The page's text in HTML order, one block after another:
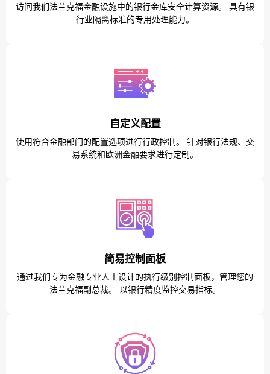
访问我们法兰克福金融设施中的银行金库安全计算资源。 具有银
行业隔离标准的专用处理能力。
自定义配置
使用符合金融部门的配置选项进行行政控制。 针对银行法规、交
易系统和欧洲金融要求进行定制。
简易控制面板
通过我们专为金融专业人士设计的执行级别控制面板，管理您的
法兰克福副总裁。 以银行精度监控交易指标。